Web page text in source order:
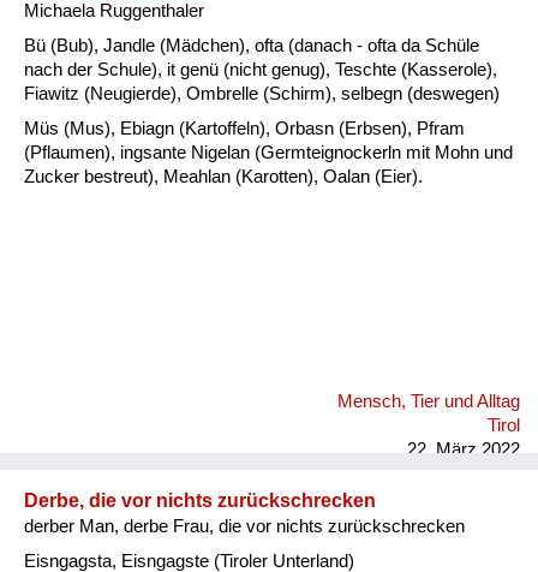
Michaela Ruggenthaler
Bü (Bub), Jandle (Mädchen), ofta (danach - ofta da Schüle
nach der Schule), it genü (nicht genug), Teschte (Kasserole),
Fiawitz (Neugierde), Ombrelle (Schirm), selbegn (deswegen)
Müs (Mus), Ebiagn (Kartoffeln), Orbasn (Erbsen), Pfram
(Pflaumen), ingsante Nigelan (Germteignockerln mit Mohn und
Zucker bestreut), Meahlan (Karotten), Oalan (Eier).
Mensch, Tier und Alltag
Tirol
22. März 2022
Derbe, die vor nichts zurückschrecken
derber Man, derbe Frau, die vor nichts zurückschrecken
Eisngagsta, Eisngagste (Tiroler Unterland)